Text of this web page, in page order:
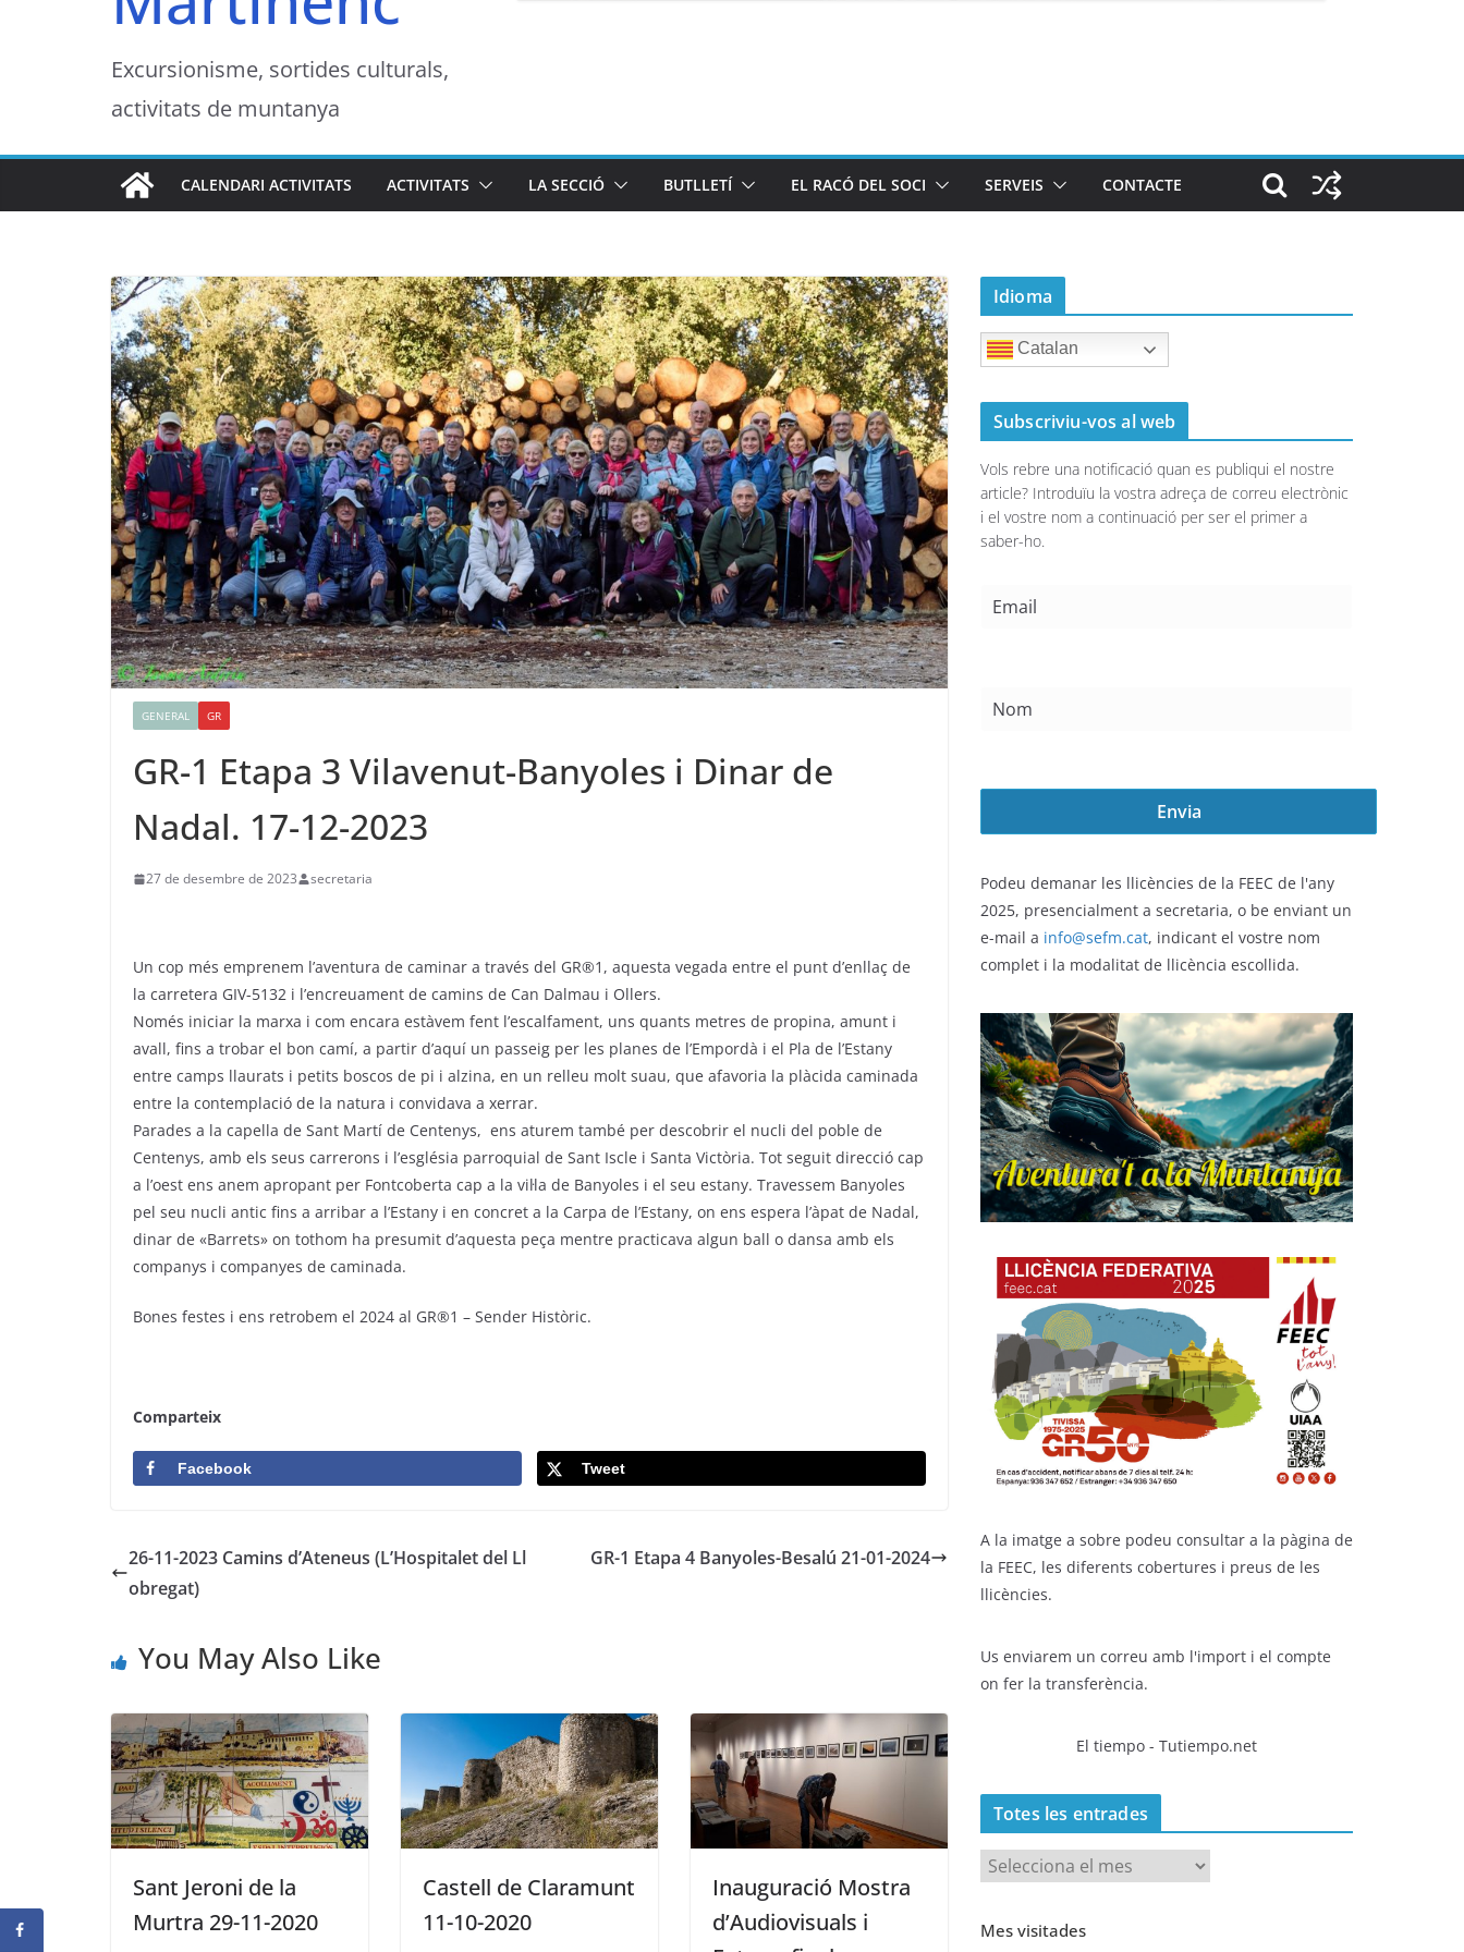
Excursionisme, sortides culturals,
activitats de muntanya
CALENDARI ACTIVITATS ACTIVITATS LA SECCIÓ BUTLLETÍ EL RACÓ DEL SOCI SERVEIS CONTACTE
GENERAL GR
GR-1 Etapa 3 Vilavenut-Banyoles i Dinar de
Nadal. 17-12-2023
27 de desembre de 2023 secretaria
Un cop més emprenem l’aventura de caminar a través del GR®1, aquesta vegada entre el punt d’enllaç de
la carretera GIV-5132 i l’encreuament de camins de Can Dalmau i Ollers.
Només iniciar la marxa i com encara estàvem fent l’escalfament, uns quants metres de propina, amunt i
avall, fins a trobar el bon camí, a partir d’aquí un passeig per les planes de l’Empordà i el Pla de l’Estany
entre camps llaurats i petits boscos de pi i alzina, en un relleu molt suau, que afavoria la plàcida caminada
entre la contemplació de la natura i convidava a xerrar.
Parades a la capella de Sant Martí de Centenys, ens aturem també per descobrir el nucli del poble de
Centenys, amb els seus carrerons i l’església parroquial de Sant Iscle i Santa Victòria. Tot seguit direcció cap
a l’oest ens anem apropant per Fontcoberta cap a la vil·la de Banyoles i el seu estany. Travessem Banyoles
pel seu nucli antic fins a arribar a l’Estany i en concret a la Carpa de l’Estany, on ens espera l’àpat de Nadal,
dinar de «Barrets» on tothom ha presumit d’aquesta peça mentre practicava algun ball o dansa amb els
companys i companyes de caminada.
Bones festes i ens retrobem el 2024 al GR®1 – Sender Històric.
Comparteix
Facebook Tweet
26-11-2023 Camins d’Ateneus (L’Hospitalet del Ll
obregat)
GR-1 Etapa 4 Banyoles-Besalú 21-01-2024
You May Also Like
Sant Jeroni de la
Murtra 29-11-2020
Castell de Claramunt
11-10-2020
Inauguració Mostra
d’Audiovisuals i
Idioma
Catalan
Subscriviu-vos al web
Vols rebre una notificació quan es publiqui el nostre
article? Introduïu la vostra adreça de correu electrònic
i el vostre nom a continuació per ser el primer a
saber-ho.
Podeu demanar les llicències de la FEEC de l'any
2025, presencialment a secretaria, o be enviant un
e-mail a info@sefm.cat, indicant el vostre nom
complet i la modalitat de llicència escollida.
A la imatge a sobre podeu consultar a la pàgina de
la FEEC, les diferents cobertures i preus de les
llicències.
Us enviarem un correu amb l'import i el compte
on fer la transferència.
El tiempo - Tutiempo.net
Totes les entrades
o
e
Mes visitades